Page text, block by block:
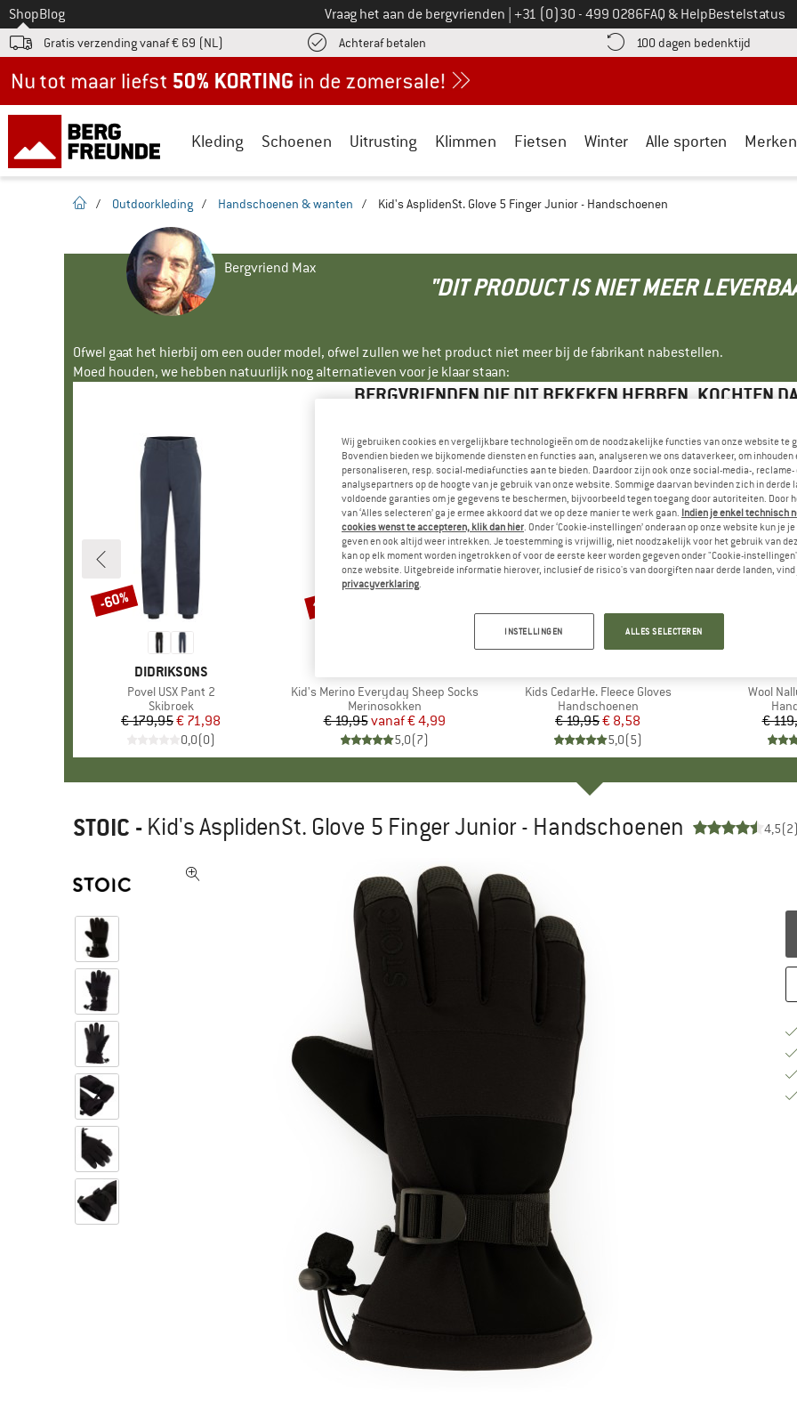
Naar
ShopBlog Vraag het aan de bergvrienden Bel ons op
+31 (0)30 - 499 0286FAQ & HelpBestelstatus
Gratis verzending vanaf € 69 (NL) Achteraf betalen vind de betalingsinformatie hier! Opent in een infovak
100 dagen bedenktijd Vind
Kleding Schoenen Uitrusting Klimmen Fietsen Winter Alle sporten Merken
Startpagina
/ Outdoorkleding / Handschoenen & wanten / Kid's AsplidenSt. Glove 5 Finger Junior - Handschoenen
Bergvriend Max
"DIT PRODUCT IS NIET MEER
Ofwel gaat het hierbij om een ouder model, ofwel zullen we het product niet meer bij de fabrikant nabestellen.
Moed houden, we hebben natuurlijk nog alternatieven voor je klaar staan:
BERGVRIENDEN DIE DIT BEKEKEN HEBBEN, KOCHTEN
MERK
DIDRIKSONS
Artikel
Povel USX Pant 2
Productgroep
Skibroek
Prijs
€ 179,95Verlaagde prijs
€ 71,98
0,0(0)
Korting
-60%
Artikel
Kid's Merino Everyday Sheep Socks
Productgroep
Merinosokken
Prijs
€ 19,95 Verlaagde prijs
vanaf€ 4,99
5,0(7)
Korting
tot -75%
Artikel
Kids CedarHe. Fleece Gloves
Productgroep
Handschoenen
Prijs
€ 19,95Verlaagde prijs
€ 8,58
5,0(5)
Artikel
Wool
€
STOIC - Kid's AsplidenSt. Glove 5 Finger Junior - Handschoenen 4,5(2)
Wij gebruiken cookies en vergelijkbare technologieën om de noodzakelijke functies van onze website te
Bovendien bieden we bijkomende diensten en functies aan, analyseren we ons dataverkeer, om inhouden
personaliseren, resp. social-mediafuncties aan te bieden. Daardoor zijn ook onze social-media-, reclame-
analysepartners op de hoogte van je gebruik van onze website. Sommige daarvan bevinden zich in derde
voldoende garanties om je gegevens te beschermen, bijvoorbeeld tegen toegang door autoriteiten. Door
van ‘Alles selecteren’ ga je ermee akkoord dat we op deze manier te werk gaan. Indien je enkel technisch
cookies wenst te accepteren, klik dan hier. Onder ‘Cookie-instellingen’ onderaan op onze website kun je
geven en ook altijd weer intrekken. Je toestemming is vrijwillig, niet noodzakelijk voor het gebruik van
kan op elk moment worden ingetrokken of voor de eerste keer worden gegeven onder "Cookie-
onze website. Uitgebreide informatie hierover, inclusief de risico's van doorgiften naar derde landen, vind
privacyverklaring.
INSTELLINGEN ALLES SELECTEREN